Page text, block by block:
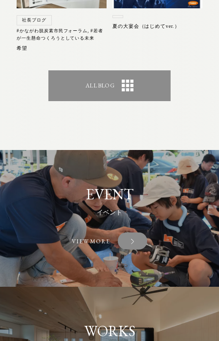
社長ブログ
#かながわ脱炭素市民フォーラム, #若者
が一生懸命つくろうとしている未来
希望
夏の大宴会（はじめてver.）
ALL BLOG
EVENT
イベント
VIEW MORE
WORKS